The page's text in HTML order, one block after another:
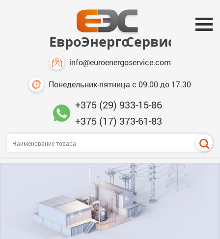
info@euroenergoservice.com
Понедельник-пятница с 09.00 до 17.30
+375 (29) 933-15-86
+375 (17) 373-61-83